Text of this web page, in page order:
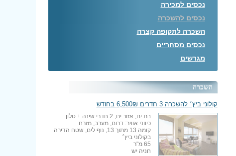
נכסים למכירה
נכסים להשכרה
השכרה לתקופה קצרה
נכסים מסחריים
מגרשים
השכרה
קולוני ביץ׳ להשכרה 3 חדרים 6,500₪ בחודש
בת ים, אזור ים, 2 חדרי שינה + סלון
כיווני אוויר: דרום, מערב, מזרח
קומה 13 מתוך 13, נוף לים, שטח הדירה
בקולוני ביץ׳
65 מ"ר
חניה יש